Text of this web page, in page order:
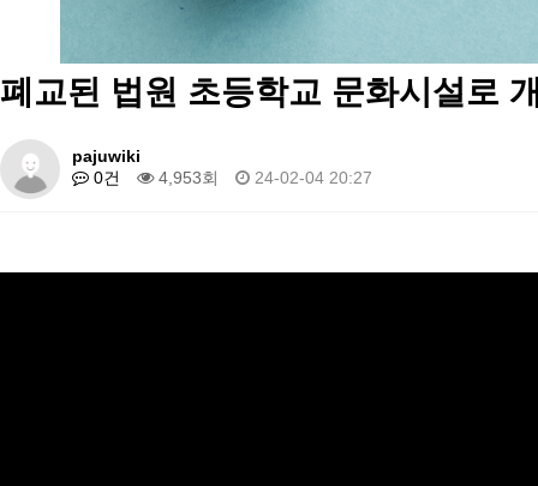
폐교된 법원 초등학교 문화시설로
pajuwiki
0건
4,953회 24-02-04 20:27